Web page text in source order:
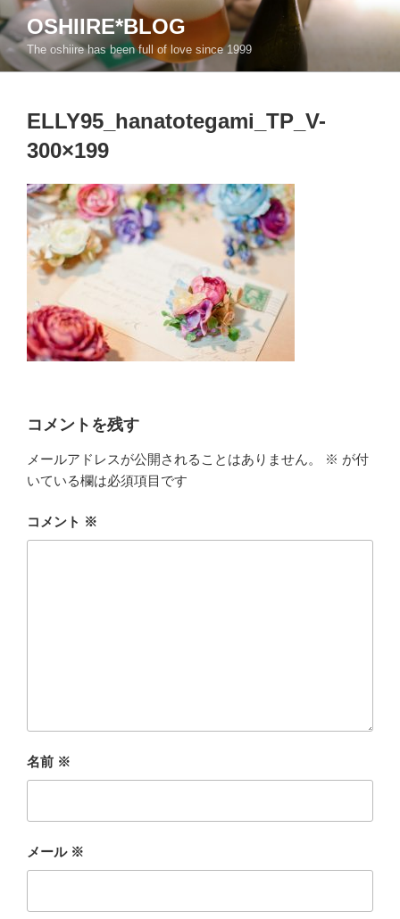
ン
テ
ン
OSHIIRE*BLOG
The oshiire has been full of love since 1999
ELLY95_hanatotegami_TP_V-
300×199
コメントを残す
メールアドレスが公開されることはありません。 ※ が付
いている欄は必須項目です
コメント ※
名前 ※
メール ※